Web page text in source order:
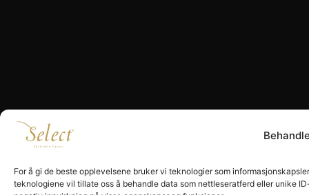
For å gi de beste opplevelsene bruker vi teknologier som
teknologiene vil tillate oss å behandle data som nettleseratferd eller unike